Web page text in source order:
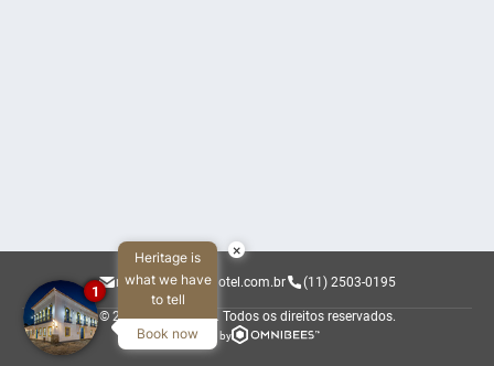
reservas@sandihotel.com.br (11) 2503-0195
© 2026 Sandi Hotel. Todos os direitos reservados.
Powered by
×
Heritage is
what we have
to tell
Book now
1